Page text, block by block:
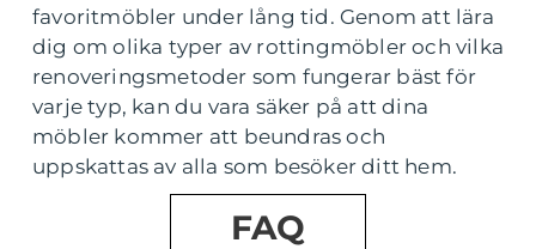
favoritmöbler under lång tid. Genom att lära
dig om olika typer av rottingmöbler och vilka
renoveringsmetoder som fungerar bäst för
varje typ, kan du vara säker på att dina
möbler kommer att beundras och
uppskattas av alla som besöker ditt hem.
FAQ